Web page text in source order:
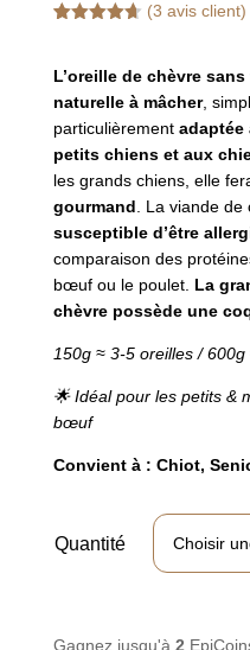
basé sur
notations
client
(3 avis client)
L’oreille de chèvre
naturelle à mâcher,
particulièrement adaptée
petits chiens et aux
les grands chiens, elle
gourmand. La viande de
susceptible d’être
comparaison des
bœuf ou le poulet. La
chèvre possède une
150g ≈ 3-5 oreilles /
🌟 Idéal pour les petits &
bœuf
Convient à : Chiot,
Quantité
Gagnez jusqu'à 2